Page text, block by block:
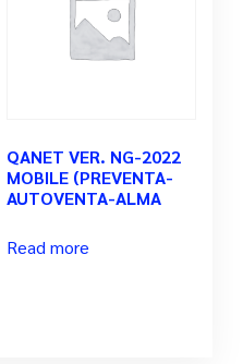
QANET VER. NG-2022
MOBILE (PREVENTA-
AUTOVENTA-ALMA
Read more